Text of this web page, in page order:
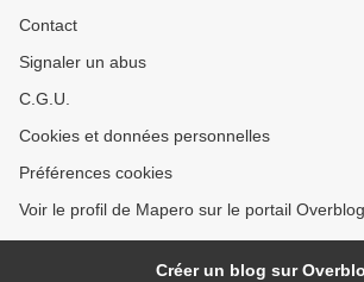
Contact
Signaler un abus
C.G.U.
Cookies et données personnelles
Préférences cookies
Voir le profil de Mapero sur le portail Overblog
Créer un blog sur